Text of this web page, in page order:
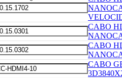
CABO
CABO
CABO